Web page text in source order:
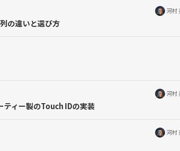
河村
の違いと選び方
河村
ィー製のTouch IDの実装
河村